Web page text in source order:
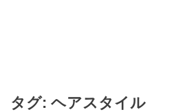
タグ: ヘアスタイル